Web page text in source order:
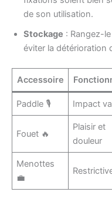
de son utilisation.
Stockage : Rangez-
éviter la détérioration
Accessoire
Paddle 🎙️ Impact
Fouet 🔥
Plaisir et
douleur
Menottes
💼